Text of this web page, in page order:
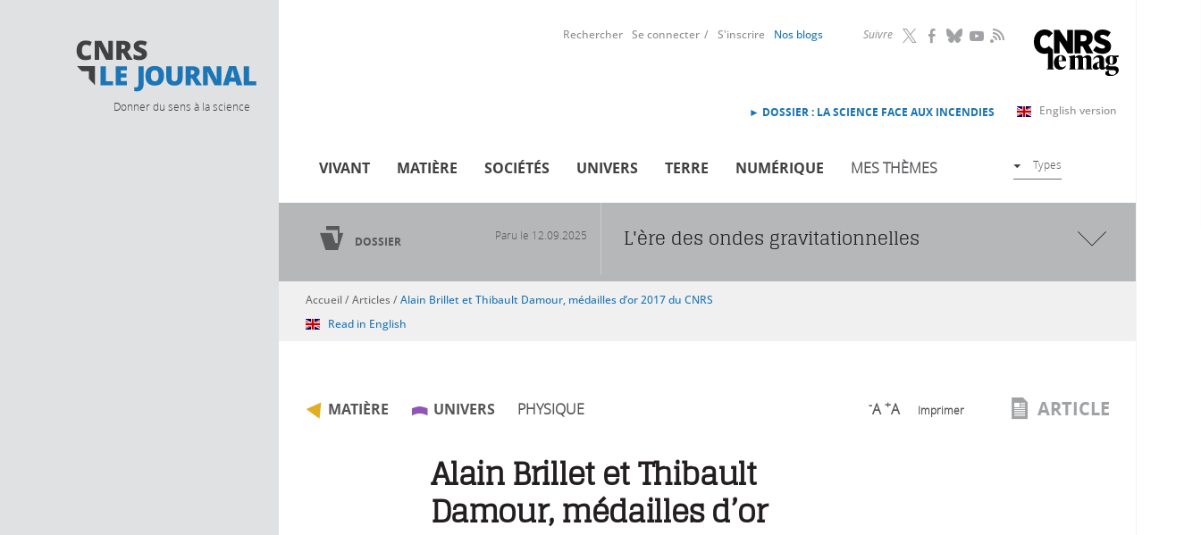
Donner du sens à la science
Suivre RSS
Rechercher Se connecter S'inscrire Nos blogs
English version
► DOSSIER : LA SCIENCE FACE AUX INCENDIES
VIVANT MATIÈRE SOCIÉTÉS UNIVERS TERRE NUMÉRIQUE MES THÈMES Types
DOSSIER Paru le 12.09.2025 L'ère des ondes gravitationnelles
Vous êtes ici
Accueil/Articles/Alain Brillet et Thibault Damour, médailles d’or 2017 du CNRS
Read in English
MATIÈRE UNIVERS PHYSIQUE -A +A Imprimer ARTICLE
Alain Brillet et Thibault
Damour, médailles d’or